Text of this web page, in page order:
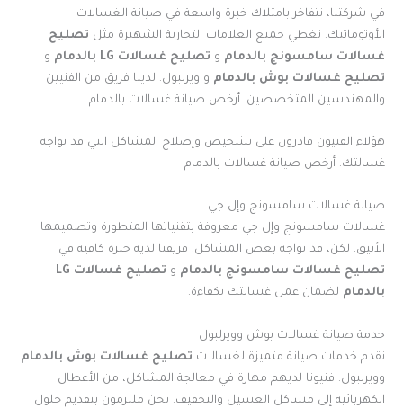
في شركتنا، نتفاخر بامتلاك خبرة واسعة في صيانة الغسالات
الأوتوماتيك. نغطي جميع العلامات التجارية الشهيرة مثل تصليح
غسالات سامسونج بالدمام و تصليح غسالات LG بالدمام
و
تصليح غسالات بوش بالدمام و ويرلبول. لدينا فريق من الفنيين
والمهندسين المتخصصين. أرخص صيانة غسالات بالدمام
هؤلاء الفنيون قادرون على تشخيص وإصلاح المشاكل التي قد تواجه
غسالتك. أرخص صيانة غسالات بالدمام
صيانة غسالات سامسونج وإل جي
غسالات سامسونج وإل جي معروفة بتقنياتها المتطورة وتصميمها
الأنيق. لكن، قد تواجه بعض المشاكل. فريقنا لديه خبرة كافية في
تصليح غسالات سامسونج بالدمام و
تصليح غسالات LG
بالدمام لضمان عمل غسالتك بكفاءة.
خدمة صيانة غسالات بوش وويرلبول
نقدم خدمات صيانة متميزة لغسالات تصليح غسالات بوش بالدمام
وويرلبول. فنيونا لديهم مهارة في معالجة المشاكل، من الأعطال
الكهربائية إلى مشاكل الغسيل والتجفيف. نحن ملتزمون بتقديم حلول